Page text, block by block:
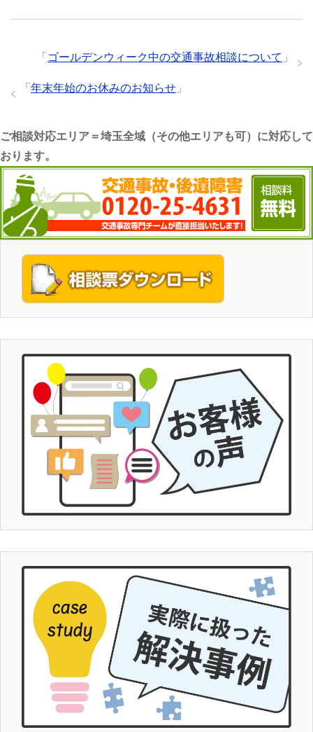
「 ゴールデンウィーク中の交通事故相談について 」
「 年末年始のお休みのお知らせ 」
ご相談対応エリア＝埼玉全域（その他エリアも可）に対応して
おります。